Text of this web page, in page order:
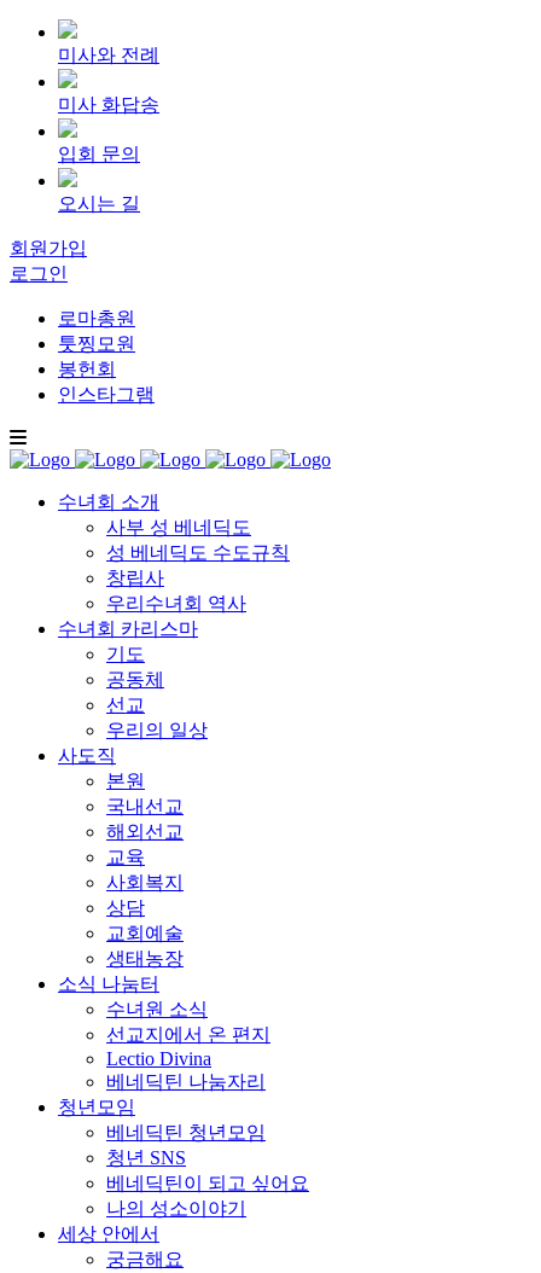
미사와 전례
미사 화답송
입회 문의
오시는 길
회원가입
로그인
로마총원
툿찡모원
봉헌회
인스타그램
수녀회 소개
사부 성 베네딕도
성 베네딕도 수도규칙
창립사
우리수녀회 역사
수녀회 카리스마
기도
공동체
선교
우리의 일상
사도직
본원
국내선교
해외선교
교육
사회복지
상담
교회예술
생태농장
소식 나눔터
수녀원 소식
선교지에서 온 편지
Lectio Divina
베네딕틴 나눔자리
청년모임
베네딕틴 청년모임
청년 SNS
베네딕틴이 되고 싶어요
나의 성소이야기
세상 안에서
궁금해요